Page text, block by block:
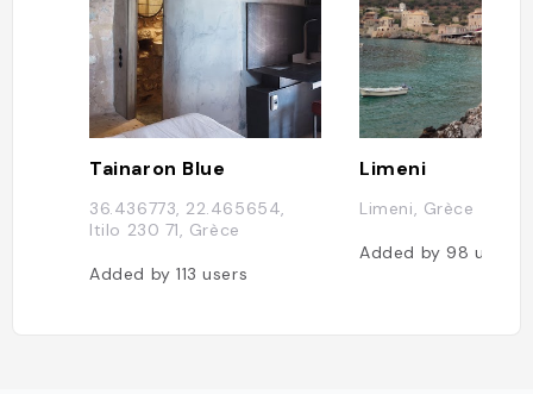
Tainaron Blue
36.436773, 22.465654,
Itilo 230 71, Grèce
Added by113users
Limeni
Limeni, Grèce
Added by 98 users